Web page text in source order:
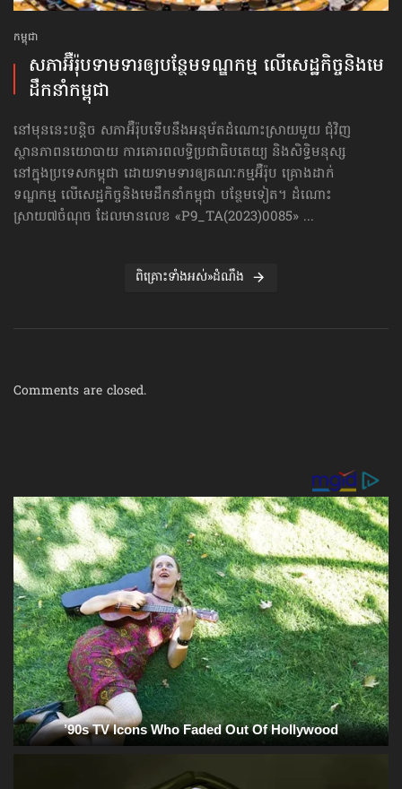
កម្ពុជា
សភាអ៊ឺរ៉ុបទាមទារ​ឲ្យបន្ថែម​ទណ្ឌកម្ម លើសេដ្ឋកិច្ច​និងមេ
ដឹកនាំកម្ពុជា
នៅមុននេះបន្តិច សភាអ៊ឺរ៉ុបទើបនឹងអនុម័តដំណោះស្រាយមួយ ជុំវិញ
ស្ថានភាពនយោបាយ ការគោរព​លទ្ធិ​ប្រជាធិបតេយ្យ និងសិទ្ធិមនុស្ស
នៅក្នុងប្រទេសកម្ពុជា ដោយទាមទារឲ្យគណៈកម្មអ៊ឺរ៉ុប គ្រោងដាក់​
ទណ្ឌកម្ម លើសេដ្ឋកិច្ច​និងមេដឹកនាំកម្ពុជា បន្ថែមទៀត។ ដំណោះ
ស្រាយ៧ចំណុច ដែលមានលេខ «P9_TA(2023)0085» ...
ពិគ្រោះទាំងអស់»ដំណឹង
Comments are closed.